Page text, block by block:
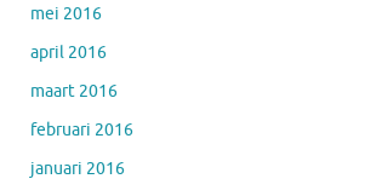
mei 2016
april 2016
maart 2016
februari 2016
januari 2016